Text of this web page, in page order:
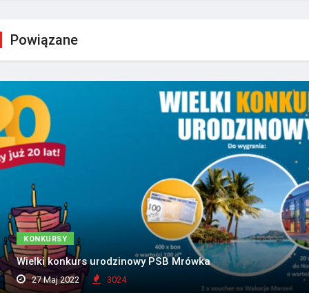
Powiązane
KONKURSY
Wielki konkurs urodzinowy PSB Mrówka
27 Maj 2022 3024